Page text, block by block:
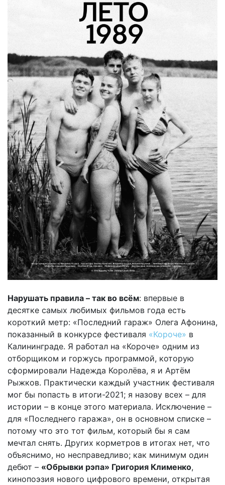
Нарушать правила – так во всём: впервые в
десятке самых любимых фильмов года есть
короткий метр: «Последний гараж» Олега Афонина,
показанный в конкурсе фестиваля «Короче» в
Калининграде. Я работал на «Короче» одним из
отборщиком и горжусь программой, которую
сформировали Надежда Королёва, я и Артём
Рыжков. Практически каждый участник фестиваля
мог бы попасть в итоги-2021; я назову всех – для
истории – в конце этого материала. Исключение –
для «Последнего гаража», он в основном списке –
потому что это тот фильм, который бы я сам
мечтал снять. Других корметров в итогах нет, что
объяснимо, но несправедливо; как минимум один
дебют – «Обрывки рэпа» Григория Клименко,
кинопоэзия нового цифрового времени, открытая